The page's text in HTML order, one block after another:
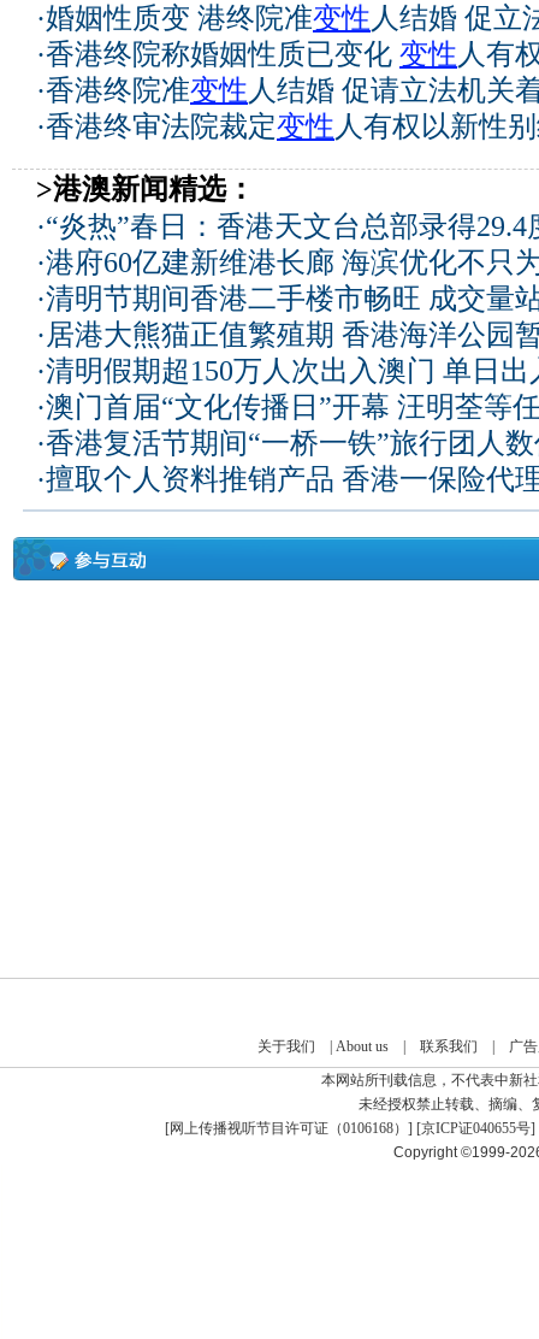
·婚姻性质变 港终院准变性人结婚 促立
·香港终院称婚姻性质已变化 变性人有
·香港终院准变性人结婚 促请立法机关
·香港终审法院裁定变性人有权以新性
>港澳新闻精选：
·“炎热”春日：香港天文台总部录得29.4
·港府60亿建新维港长廊 海滨优化不只
·清明节期间香港二手楼市畅旺 成交量
·居港大熊猫正值繁殖期 香港海洋公园
·清明假期超150万人次出入澳门 单日
·澳门首届“文化传播日”开幕 汪明荃等
·香港复活节期间“一桥一铁”旅行团人
·擅取个人资料推销产品 香港一保险代
关于我们 About us| 联系我们
广
本网站所刊载信息，不代表中新
未经授权禁止转载、摘编、
[网上传播视听节目许可证（0106168） ] [京ICP证040655号]
Copyright ©1999-